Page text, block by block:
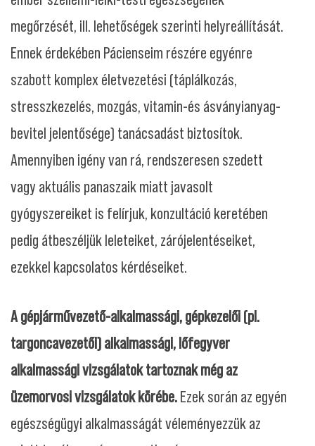
megőrzését, ill. lehetőségek szerinti helyreállítását.
Ennek érdekében Pácienseim részére egyénre
szabott komplex életvezetési (táplálkozás,
stresszkezelés, mozgás, vitamin-és ásványianyag-
bevitel jelentősége) tanácsadást biztosítok.
Amennyiben igény van rá, rendszeresen szedett
vagy aktuális panaszaik miatt javasolt
gyógyszereiket is felírjuk, konzultáció keretében
pedig átbeszéljük leleteiket, zárójelentéseiket,
ezekkel kapcsolatos kérdéseiket.
A gépjárművezető-alkalmassági, gépkezelői (pl.
targoncavezetői) alkalmassági, lőfegyver
alkalmassági vizsgálatok tartoznak még az
üzemorvosi vizsgálatok körébe.Ezek során az egyén
egészségügyi alkalmasságát véleményezzük az